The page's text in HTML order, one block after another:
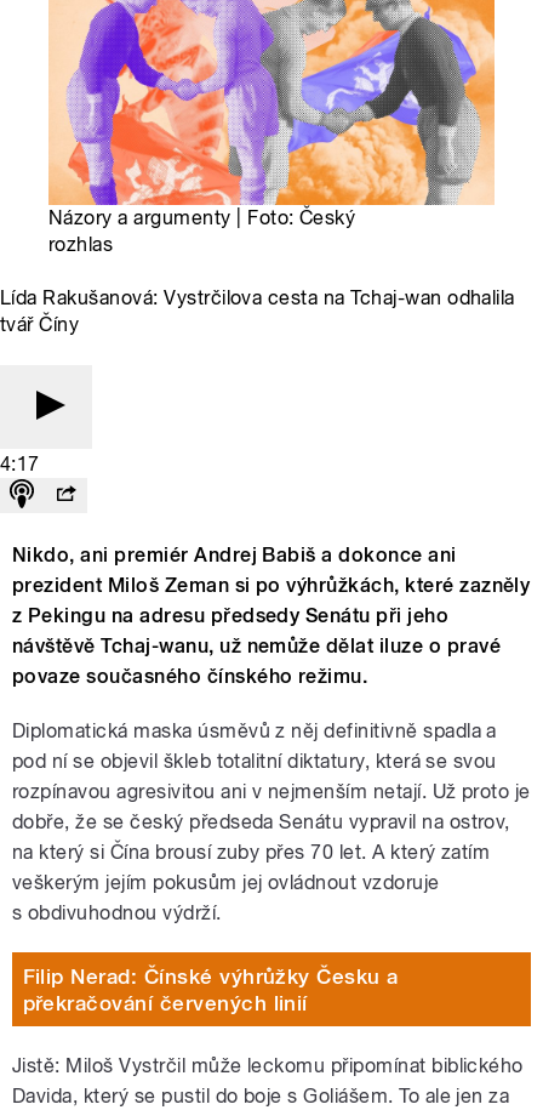
Názory a argumenty | Foto: Český
rozhlas
Lída Rakušanová: Vystrčilova cesta na Tchaj-wan odhalila
tvář Číny
4:17
Nikdo, ani premiér Andrej Babiš a dokonce ani
prezident Miloš Zeman si po výhrůžkách, které zazněly
z Pekingu na adresu předsedy Senátu při jeho
návštěvě Tchaj-wanu, už nemůže dělat iluze o pravé
povaze současného čínského režimu.
Diplomatická maska úsměvů z něj definitivně spadla a
pod ní se objevil škleb totalitní diktatury, která se svou
rozpínavou agresivitou ani v nejmenším netají. Už proto je
dobře, že se český předseda Senátu vypravil na ostrov,
na který si Čína brousí zuby přes 70 let. A který zatím
veškerým jejím pokusům jej ovládnout vzdoruje
s obdivuhodnou výdrží.
Filip Nerad: Čínské výhrůžky Česku a
překračování červených linií
Jistě: Miloš Vystrčil může leckomu připomínat biblického
Davida, který se pustil do boje s Goliášem. To ale jen za